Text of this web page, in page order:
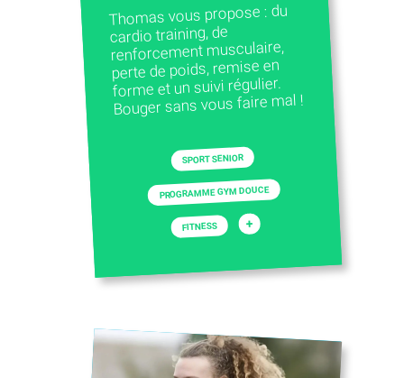
Thomas vous propose : du
cardio training, de
renforcement musculaire,
perte de poids, remise en
forme et un suivi régulier.
Bouger sans vous faire mal !
SPORT SENIOR
PROGRAMME GYM DOUCE
FITNESS +